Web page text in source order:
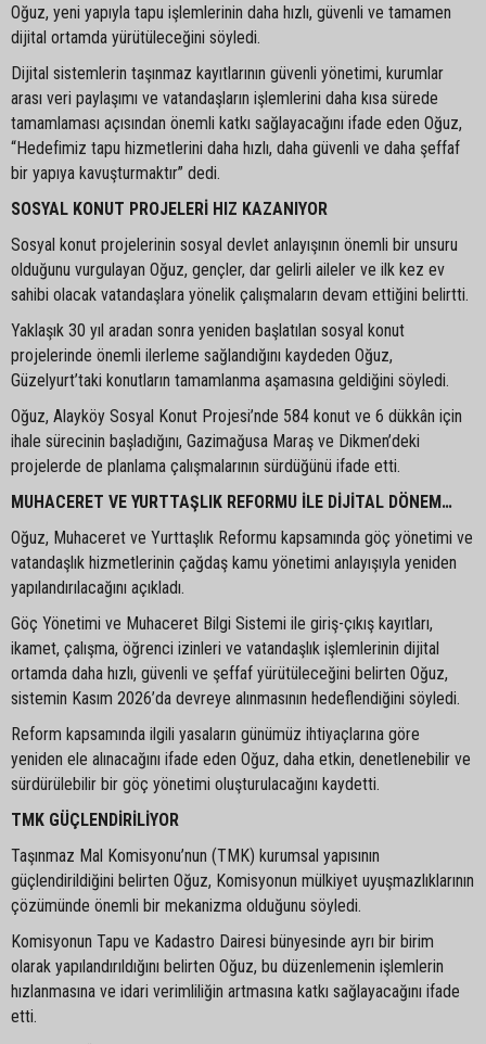
Oğuz, yeni yapıyla tapu işlemlerinin daha hızlı, güvenli ve tamamen
dijital ortamda yürütüleceğini söyledi.
Dijital sistemlerin taşınmaz kayıtlarının güvenli yönetimi, kurumlar
arası veri paylaşımı ve vatandaşların işlemlerini daha kısa sürede
tamamlaması açısından önemli katkı sağlayacağını ifade eden Oğuz,
“Hedefimiz tapu hizmetlerini daha hızlı, daha güvenli ve daha şeffaf
bir yapıya kavuşturmaktır” dedi.
SOSYAL KONUT PROJELERİ HIZ KAZANIYOR
Sosyal konut projelerinin sosyal devlet anlayışının önemli bir unsuru
olduğunu vurgulayan Oğuz, gençler, dar gelirli aileler ve ilk kez ev
sahibi olacak vatandaşlara yönelik çalışmaların devam ettiğini belirtti.
Yaklaşık 30 yıl aradan sonra yeniden başlatılan sosyal konut
projelerinde önemli ilerleme sağlandığını kaydeden Oğuz,
Güzelyurt’taki konutların tamamlanma aşamasına geldiğini söyledi.
Oğuz, Alayköy Sosyal Konut Projesi’nde 584 konut ve 6 dükkân için
ihale sürecinin başladığını, Gazimağusa Maraş ve Dikmen’deki
projelerde de planlama çalışmalarının sürdüğünü ifade etti.
MUHACERET VE YURTTAŞLIK REFORMU İLE DİJİTAL DÖNEM…
Oğuz, Muhaceret ve Yurttaşlık Reformu kapsamında göç yönetimi ve
vatandaşlık hizmetlerinin çağdaş kamu yönetimi anlayışıyla yeniden
yapılandırılacağını açıkladı.
Göç Yönetimi ve Muhaceret Bilgi Sistemi ile giriş-çıkış kayıtları,
ikamet, çalışma, öğrenci izinleri ve vatandaşlık işlemlerinin dijital
ortamda daha hızlı, güvenli ve şeffaf yürütüleceğini belirten Oğuz,
sistemin Kasım 2026’da devreye alınmasının hedeflendiğini söyledi.
Reform kapsamında ilgili yasaların günümüz ihtiyaçlarına göre
yeniden ele alınacağını ifade eden Oğuz, daha etkin, denetlenebilir ve
sürdürülebilir bir göç yönetimi oluşturulacağını kaydetti.
TMK GÜÇLENDİRİLİYOR
Taşınmaz Mal Komisyonu’nun (TMK) kurumsal yapısının
güçlendirildiğini belirten Oğuz, Komisyonun mülkiyet uyuşmazlıklarının
çözümünde önemli bir mekanizma olduğunu söyledi.
Komisyonun Tapu ve Kadastro Dairesi bünyesinde ayrı bir birim
olarak yapılandırıldığını belirten Oğuz, bu düzenlemenin işlemlerin
hızlanmasına ve idari verimliliğin artmasına katkı sağlayacağını ifade
etti.